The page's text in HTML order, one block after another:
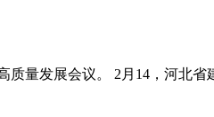
量发展会议。 2月14，河北